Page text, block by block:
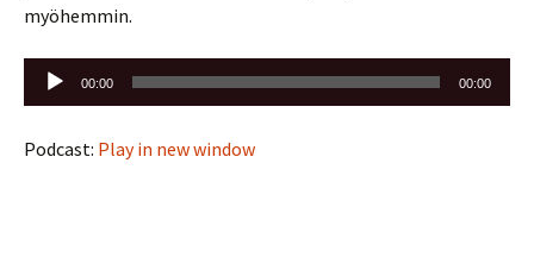
myöhemmin.
Äänitoistin
00:00 00:00
Podcast: Play in new window